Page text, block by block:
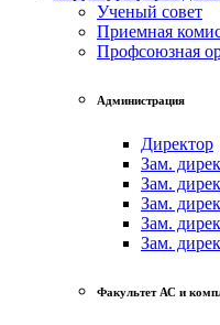
Ученый совет
Приемная
Профсоюзная
Администрация
Директор
Зам.
Зам.
Зам.
Зам.
Зам.
Факультет АС и